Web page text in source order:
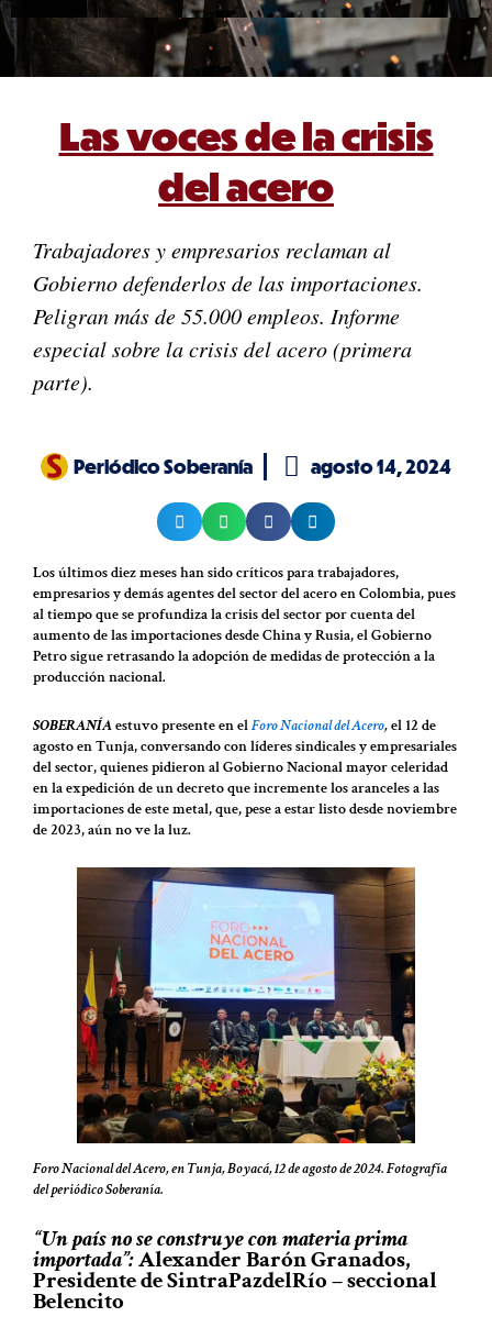
Las voces de la crisis
del acero
Trabajadores y empresarios reclaman al
Gobierno defenderlos de las importaciones.
Peligran más de 55.000 empleos. Informe
especial sobre la crisis del acero (primera
parte).
Periódico Soberanía agosto 14, 2024
Los últimos diez meses han sido críticos para trabajadores,
empresarios y demás agentes del sector del acero en Colombia, pues
al tiempo que se profundiza la crisis del sector por cuenta del
aumento de las importaciones desde China y Rusia, el Gobierno
Petro sigue retrasando la adopción de medidas de protección a la
producción nacional.
SOBERANÍAestuvo presente en elForo Nacional del Acero,el 12 de
agosto en Tunja, conversando con líderes sindicales y empresariales
del sector, quienes pidieron al Gobierno Nacional mayor celeridad
en la expedición de un decreto que incremente los aranceles a las
importaciones de este metal, que, pese a estar listo desde noviembre
de 2023, aún no ve la luz.
Foro Nacional del Acero, en Tunja, Boyacá, 12 de agosto de 2024. Fotografía
del periódico Soberanía.
“Un país no se construye con materia prima
importada”:Alexander Barón Granados,
Presidente de SintraPazdelRío – seccional
Belencito